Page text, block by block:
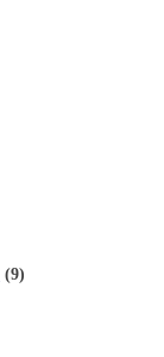
(9)